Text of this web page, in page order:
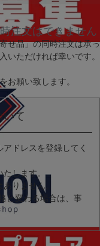
注文はできません
せ品」の同時注文は承っ
いただければ幸いです。
お願い致します。
いて
ドレスを登録してく
します。
りません。
と変わる場合は、事